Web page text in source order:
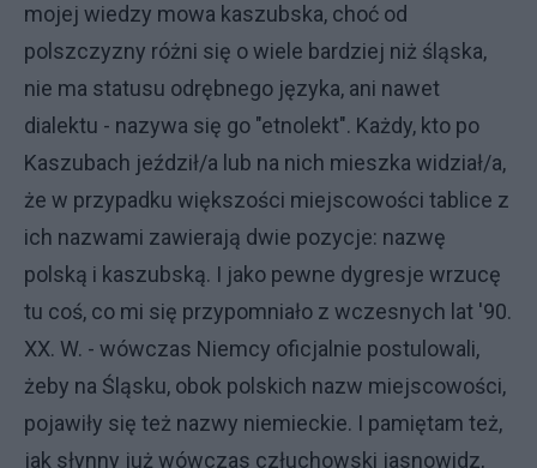
mojej wiedzy mowa kaszubska, choć od
polszczyzny różni się o wiele bardziej niż śląska,
nie ma statusu odrębnego języka, ani nawet
dialektu - nazywa się go "etnolekt". Każdy, kto po
Kaszubach jeździł/a lub na nich mieszka widział/a,
że w przypadku większości miejscowości tablice z
ich nazwami zawierają dwie pozycje: nazwę
polską i kaszubską. I jako pewne dygresje wrzucę
tu coś, co mi się przypomniało z wczesnych lat '90.
XX. W. - wówczas Niemcy oficjalnie postulowali,
żeby na Śląsku, obok polskich nazw miejscowości,
pojawiły się też nazwy niemieckie. I pamiętam też,
jak słynny już wówczas człuchowski jasnowidz,